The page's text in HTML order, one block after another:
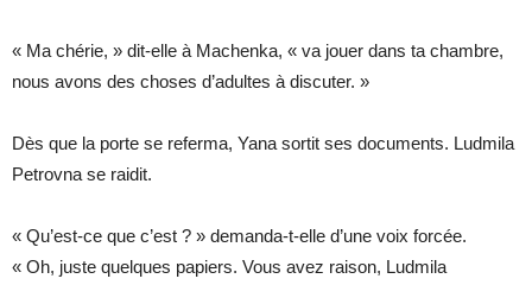
« Ma chérie, » dit-elle à Machenka, « va jouer dans ta chambre,
nous avons des choses d’adultes à discuter. »
Dès que la porte se referma, Yana sortit ses documents. Ludmila
Petrovna se raidit.
« Qu’est-ce que c’est ? » demanda-t-elle d’une voix forcée.
« Oh, juste quelques papiers. Vous avez raison, Ludmila